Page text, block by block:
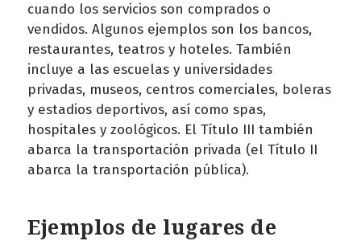
cuando los servicios son comprados o
vendidos. Algunos ejemplos son los bancos,
restaurantes, teatros y hoteles. También
incluye a las escuelas y universidades
privadas, museos, centros comerciales, boleras
y estadios deportivos, así como spas,
hospitales y zoológicos. El Título III también
abarca la transportación privada (el Título II
abarca la transportación pública).
Ejemplos de lugares de